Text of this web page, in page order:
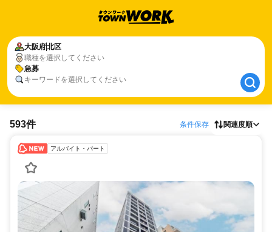
大阪府北区
職種を選択してください
急募
キーワードを選択してください
大阪府北区
急募
593件 条件保存 関連度順
アルバイト・パート